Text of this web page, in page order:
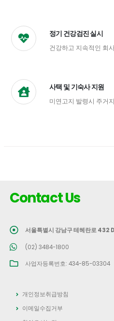
정기 건강검진 실시
건강하고 지속적인 회
사택 및 기숙사 지원
미연고지 발령시 주거
Contact Us
서울특별시 강남구 테헤란로 432
(02) 3484-1800
사업자등록번호: 434-85-03304
개인정보취급방침
이메일수집거부